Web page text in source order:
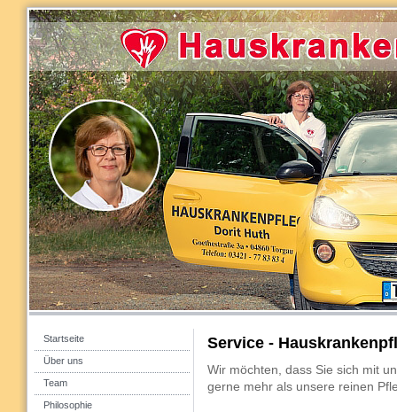
Startseite
Über uns
Team
Philosophie
Service -
Wir möchten, dass Sie sich mit
gerne mehr als unsere reinen